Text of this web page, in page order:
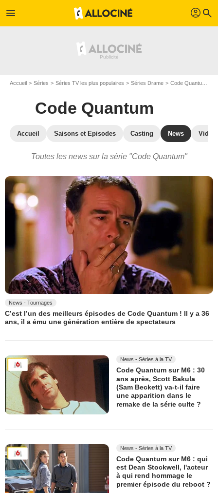
menu profil search
Accueil Séries Séries TV les plus populaires Séries Drame Code Quantum
Code Quantum
Accueil Saisons et Episodes Casting News
Toutes les news sur la série "Code Quantum"
News - Tournages
C’est l’un des meilleurs épisodes de Code Quantum ! Il y a 36
ans, il a ému une génération entière de spectateurs
News - Séries à la TV
Code Quantum sur M6 : 30
ans après, Scott Bakula
(Sam Beckett) va-t-il faire
une apparition dans le
remake de la série culte ?
News - Séries à la TV
Code Quantum sur M6 : qui
est Dean Stockwell, l'acteur
à qui rend hommage le
premier épisode du reboot ?